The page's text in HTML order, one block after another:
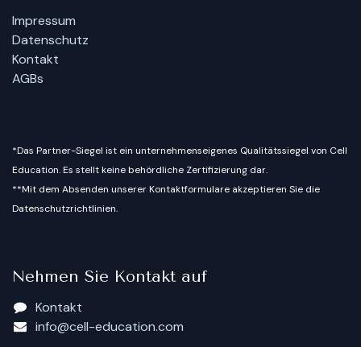
Impressum
Datenschutz
Kontakt
AGBs
*Das Partner-Siegel ist ein unternehmenseigenes Qualitätssiegel von Cell
Education. Es stellt keine behördliche Zertifizierung dar.
**Mit dem Absenden unserer Kontaktformulare akzeptieren Sie die
Datenschutzrichtlinien.
Nehmen Sie Kontakt auf
Kontakt
info@cell-education.com